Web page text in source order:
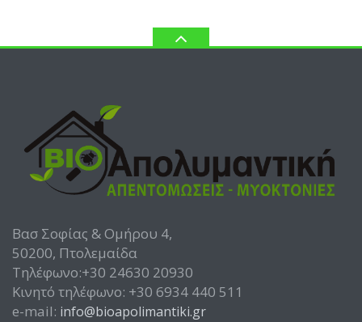
Βασ Σοφίας & Ομήρου 4,
50200, Πτολεμαίδα
Τηλέφωνο:+30 24630 20930
Κινητό τηλέφωνο: +30 6934 440 511
e-mail: info@bioapolimantiki.gr